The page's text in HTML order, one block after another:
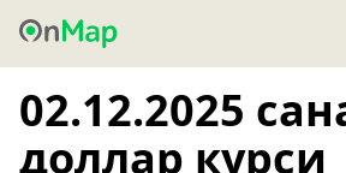
02.12.2025
доллар курси